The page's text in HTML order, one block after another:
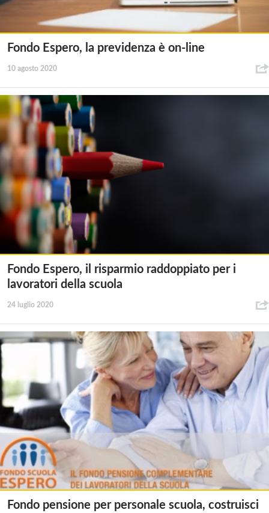
Fondo Espero, la previdenza è on-line
10 agosto 2020
Fondo Espero, il risparmio raddoppiato per i
lavoratori della scuola
24 luglio 2020
Fondo pensione per personale scuola, costruisci